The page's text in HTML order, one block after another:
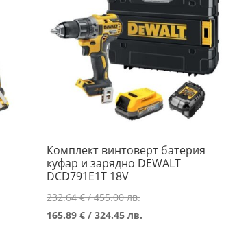
Комплект винтоверт батерия
куфар и зарядно DEWALT
DCD791E1T 18V
232.64€/ 455.00 лв.Original
price
165.89 €/ 324.45 лв.Текущата